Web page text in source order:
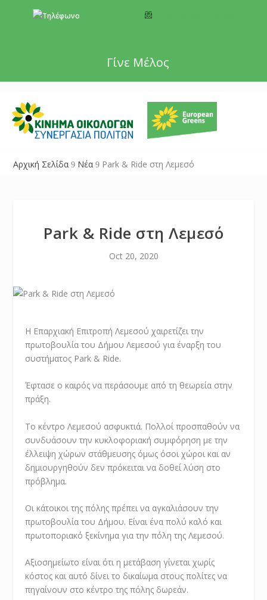
Γίνε Μέλος
Αρχική Σελίδα 9 Νέα 9 Park & Ride στη Λεμεσό
Park & Ride στη Λεμεσό
Oct 20, 2020
Η Επαρχιακή Επιτροπή Λεμεσού χαιρετίζει την
πρωτοβουλία του Δήμου Λεμεσού για έναρξη του
συστήματος Park & Ride.
Έφτασε ο καιρός να περάσουμε από τη θεωρεία στην
πράξη.
Το κέντρο Λεμεσού ασφυκτιά. Πολλοί προσπαθούν να
συνδυάσουν την κυκλοφοριακή συμφόρηση με την
έλλειψη χώρων στάθμευσης όμως όσοι χώροι και αν
δημιουργηθούν δεν πρόκειται να δοθεί λύση στο
πρόβλημα.
Οι κάτοικοι της πόλης πρέπει να αγκαλιάσουν την
πρωτοβουλία του Δήμου. Είναι ένα πολύ καλό και
πρωτοποριακό ξεκίνημα για την πόλη της Λεμεσού.
Αξιοσημείωτο είναι ότι η μετάβαση γίνεται χωρίς
κόστος και αυτό δίνει το δικαίωμα στους πολίτες να
πηγαίνουν στο κέντρο της πόλης δωρεάν.